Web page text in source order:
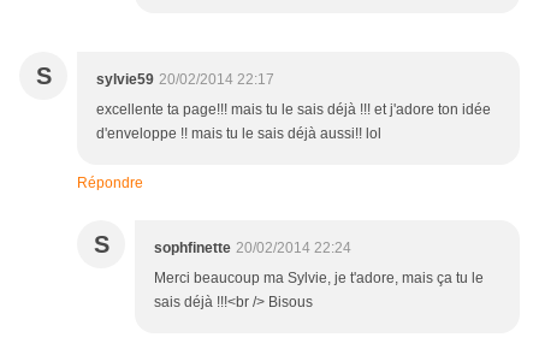
S sylvie59 20/02/2014 22:17
excellente ta page!!! mais tu le sais déjà !!! et j'adore ton idée
d'enveloppe !! mais tu le sais déjà aussi!! lol
Répondre
S sophfinette 20/02/2014 22:24
Merci beaucoup ma Sylvie, je t'adore, mais ça tu le
sais déjà !!!<br /> Bisous